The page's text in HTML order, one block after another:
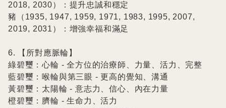
2018, 2030）：提升忠誠和穩定
豬（1935, 1947, 1959, 1971, 1983, 1995, 2007,
2019, 2031）：增強幸福和滿足
6. 【所對應脈輪】
綠碧璽：心輪 - 全方位的治療師、力量、活力、完整
藍碧璽：喉輪與第三眼 - 更高的覺知、溝通
黃碧璽：太陽輪 - 意志力、信心、內在力量
橙碧璽：臍輪 - 生命力、活力